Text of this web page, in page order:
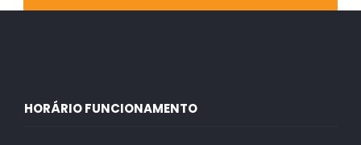
HORÁRIO FUNCIONAMENTO